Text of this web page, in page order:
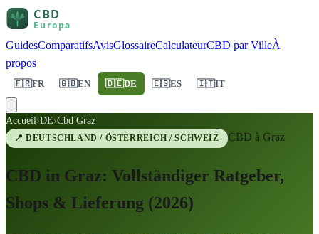
GuidesComparatifsAvisGlossaireCalculateurCBD par VilleÀ
propos
🇫🇷FR 🇬🇧EN 🇩🇪DE 🇪🇸ES 🇮🇹IT
Accueil›DE›Cbd Graz
📍DEUTSCHLAND / ÖSTERREICH / SCHWEIZ CBD à Graz
CBD in Graz: Vollständiger Ratgeber,
Shops & Lieferung (2026)